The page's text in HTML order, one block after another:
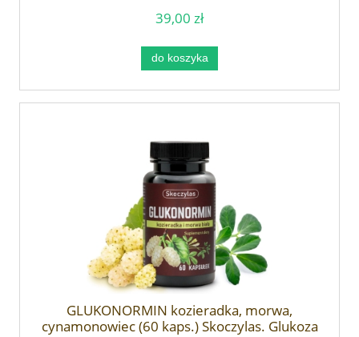
39,00 zł
do koszyka
GLUKONORMIN kozieradka, morwa,
cynamonowiec (60 kaps.) Skoczylas. Glukoza